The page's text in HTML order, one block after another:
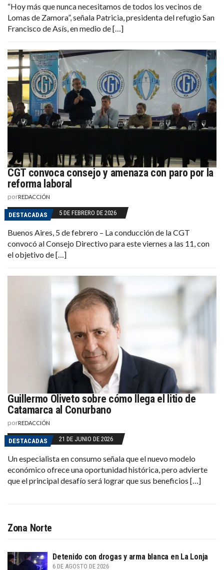
“Hoy más que nunca necesitamos de todos los vecinos de
Lomas de Zamora”, señala Patricia, presidenta del refugio San
Francisco de Asís, en medio de […]
CGT convoca consejo y amenaza con paro por la
reforma laboral
porREDACCIÓN
DESTACADAS 5 DE FEBRERO DE 2026
Buenos Aires, 5 de febrero – La conducción de la CGT
convocó al Consejo Directivo para este viernes a las 11, con
el objetivo de […]
Guillermo Oliveto sobre cómo llega el litio de
Catamarca al Conurbano
porREDACCIÓN
DESTACADAS 21 DE JUNIO DE 2026
Un especialista en consumo señala que el nuevo modelo
económico ofrece una oportunidad histórica, pero advierte
que el principal desafío será lograr que sus beneficios […]
Zona Norte
Detenido con drogas y arma blanca en La Lonja
6 DE AGOSTO DE 2026